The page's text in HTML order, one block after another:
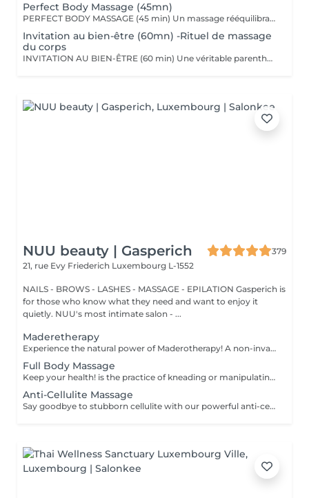
Perfect Body Massage (45mn)
PERFECT BODY MASSAGE (45 min) Un massage rééquilibrant qui allie des techniques relaxantes et tonifiantes pour une détente profonde du corps et de l'esprit. Ce soin sur-mesure, adapté à vos besoins, favorise la détente musculaire tout en stimulant la circulation pour une sensation de légèreté et de bien-être absolu. Les textures soyeuses et les actifs botaniques Comfort Zone, formulés sans silicones ni parabènes, enveloppent votre peau de douceur et hydratent intensément.
Invitation au bien-être (60mn) -Rituel de massage
du corps
INVITATION AU BIEN-ÊTRE (60 min) Une véritable parenthèse de relaxation avec un massage complet du corps qui harmonise les énergies et procure une détente profonde. Grâce à des mouvements fluides et enveloppants, ce soin relâche les tensions musculaires, apaise le mental et redonne vitalité et sérénité. Nous utilisons les huiles et baumes sensoriels Comfort Zone, enrichis en huiles essentielles et ingrédients issus de l'agriculture régénérative, pour une expérience à la fois relaxante et écoresponsable.
NUU beauty | Gasperich
379
21, rue Evy Friederich Luxembourg L-1552
NAILS - BROWS - LASHES - MASSAGE - EPILATION Gasperich is
for those who know what they need and want to enjoy it
quietly. NUU's most intimate salon - ...
Maderetherapy
Experience the natural power of Maderotherapy! A non-invasive massage technique using wooden tools. It improves circulation and lymphatic drainage, reduces cellulite, helps contour the body, and eliminates excess fluid. Types: - Face: reduces puffiness and improves skin tone; - Brazilian: focuses on legs and glutes, helps shape the silhouette; - Abdomen: reduces volume and firms the skin; - Full body: promotes relaxation and overall recovery. Age restrictions: recommended to do from 16 years old. Post-procedure recommendations: do not do sports and any sharp movement for 2-3 hours after the procedure. Frequency: 2-3 times per week, 8-10 sessions. Repeat once in 3-6 months. Contraindications: pregnancy, inflammation, acne, varicose veins in the acute stage.
Full Body Massage
Keep your health! is the practice of kneading or manipulating a person's muscles and other soft-tissue in order to reduce stress, reduce muscle pain, increase relaxation and improve the work of the immune system. Age restrictions: there are no age restrictions for this procedure. Post procedure recommendations: do not do sport and any sharp movements 2-3 hours after the procedure. Frequency: 1-2 times per week, 10 times in total. Repeat once in 3-6 months.
Anti-Cellulite Massage
Say goodbye to stubborn cellulite with our powerful anti-cellulite massage! This intensive treatment uses firm, targeted techniques to stimulate circulation, break down fat deposits, and smooth the skin's texture. By enhancing lymphatic flow and increasing metabolism, it visibly reduces the appearance of dimples and improves overall skin tone. Ideal as part of a body contouring plan. Age restrictions: recommended to do from 16 years. Post procedure recommendations: do not do sport and any sharp movements for 2-3 hours after the procedure. Frequency: 2-3 times per week, 10 times in total. Repeat once in 3-6 months.